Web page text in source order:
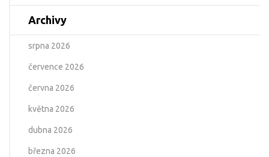
Archivy
srpna 2026
července 2026
června 2026
května 2026
dubna 2026
března 2026